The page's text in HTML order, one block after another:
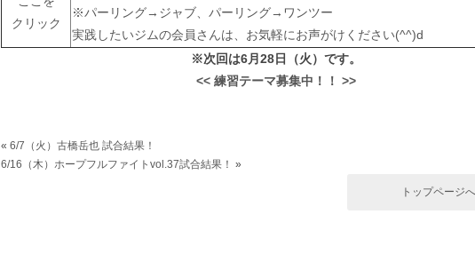
クリック
※パーリング→ジャブ、パーリング→ワンツー
実践したいジムの会員さんは、お気軽にお声がけください(^^)d
※次回は6月28日（火）です。
<< 練習テーマ募集中！！ >>
« 6/7（火）古橋岳也 試合結果！
6/16（木）ホープフルファイトvol.37試合結果！ »
トップページ